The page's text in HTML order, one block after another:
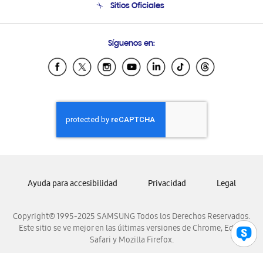
Condiciones de Compra
Soporte vía eMail
Sitios Oficiales
Samsung Ecuador
Samsung El Salvador
Samsung Honduras
Samsung Nicaragua
Samsung Panamá
Samsung Venezuela
Síguenos en:
Copyright© 1995-2025 SAMSUNG Todos los Derechos Reservados.
Este sitio se ve mejor en las últimas versiones de Chrome, Edge,
Safari y Mozilla Firefox.
Ayuda para accesibilidad Privacidad Legal